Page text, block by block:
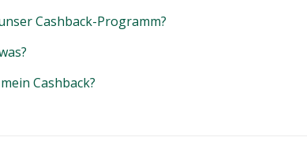
Cashback-Programm?
Cashback?